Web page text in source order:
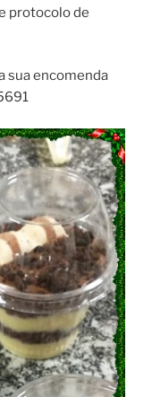
protocolo de
sua encomenda